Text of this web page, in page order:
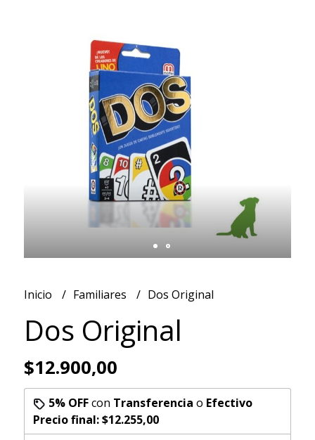
Inicio Familiares Dos Original
Dos Original
$12.900,00
5% OFFcon Transferencia o Efectivo
Precio final:$12.255,00